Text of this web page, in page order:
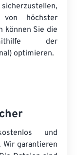
von höchster
können Sie die
mithilfe der
optimieren.
und
garantieren